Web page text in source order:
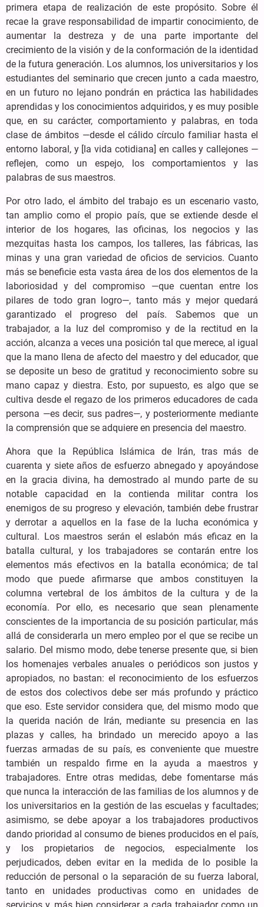
primera etapa de realización de este propósito. Sobre él
recae la grave responsabilidad de impartir conocimiento, de
aumentar la destreza y de una parte importante del
crecimiento de la visión y de la conformación de la identidad
de la futura generación. Los alumnos, los universitarios y los
estudiantes del seminario que crecen junto a cada maestro,
en un futuro no lejano pondrán en práctica las habilidades
aprendidas y los conocimientos adquiridos, y es muy posible
que, en su carácter, comportamiento y palabras, en toda
clase de ámbitos —desde el cálido círculo familiar hasta el
entorno laboral, y [la vida cotidiana] en calles y callejones —
reflejen, como un espejo, los comportamientos y las
palabras de sus maestros.
Por otro lado, el ámbito del trabajo es un escenario vasto,
tan amplio como el propio país, que se extiende desde el
interior de los hogares, las oficinas, los negocios y las
mezquitas hasta los campos, los talleres, las fábricas, las
minas y una gran variedad de oficios de servicios. Cuanto
más se beneficie esta vasta área de los dos elementos de la
laboriosidad y del compromiso —que cuentan entre los
pilares de todo gran logro—, tanto más y mejor quedará
garantizado el progreso del país. Sabemos que un
trabajador, a la luz del compromiso y de la rectitud en la
acción, alcanza a veces una posición tal que merece, al igual
que la mano llena de afecto del maestro y del educador, que
se deposite un beso de gratitud y reconocimiento sobre su
mano capaz y diestra. Esto, por supuesto, es algo que se
cultiva desde el regazo de los primeros educadores de cada
persona —es decir, sus padres—, y posteriormente mediante
la comprensión que se adquiere en presencia del maestro.
Ahora que la República Islámica de Irán, tras más de
cuarenta y siete años de esfuerzo abnegado y apoyándose
en la gracia divina, ha demostrado al mundo parte de su
notable capacidad en la contienda militar contra los
enemigos de su progreso y elevación, también debe frustrar
y derrotar a aquellos en la fase de la lucha económica y
cultural. Los maestros serán el eslabón más eficaz en la
batalla cultural, y los trabajadores se contarán entre los
elementos más efectivos en la batalla económica; de tal
modo que puede afirmarse que ambos constituyen la
columna vertebral de los ámbitos de la cultura y de la
economía. Por ello, es necesario que sean plenamente
conscientes de la importancia de su posición particular, más
allá de considerarla un mero empleo por el que se recibe un
salario. Del mismo modo, debe tenerse presente que, si bien
los homenajes verbales anuales o periódicos son justos y
apropiados, no bastan: el reconocimiento de los esfuerzos
de estos dos colectivos debe ser más profundo y práctico
que eso. Este servidor considera que, del mismo modo que
la querida nación de Irán, mediante su presencia en las
plazas y calles, ha brindado un merecido apoyo a las
fuerzas armadas de su país, es conveniente que muestre
también un respaldo firme en la ayuda a maestros y
trabajadores. Entre otras medidas, debe fomentarse más
que nunca la interacción de las familias de los alumnos y de
los universitarios en la gestión de las escuelas y facultades;
asimismo, se debe apoyar a los trabajadores productivos
dando prioridad al consumo de bienes producidos en el país,
y los propietarios de negocios, especialmente los
perjudicados, deben evitar en la medida de lo posible la
reducción de personal o la separación de su fuerza laboral,
tanto en unidades productivas como en unidades de